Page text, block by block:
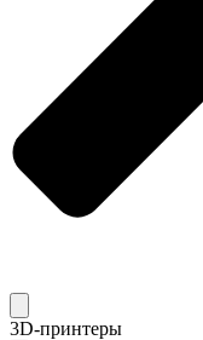
3D-принтеры